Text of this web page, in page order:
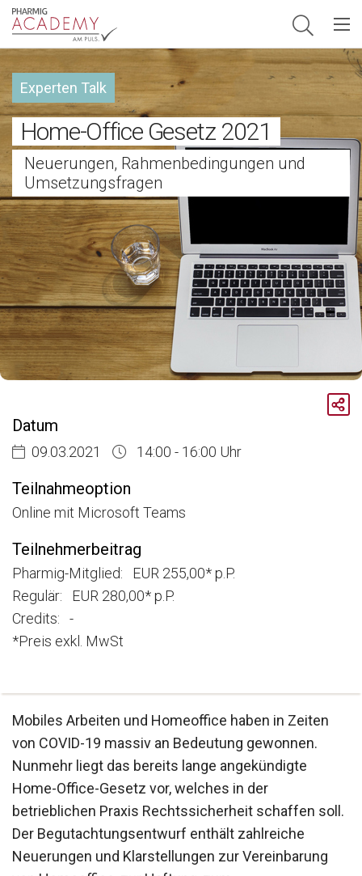
Hauptnavigation
Experten Talk
Home-Office Gesetz 2021
Neuerungen, Rahmenbedingungen und
Umsetzungsfragen
Home-Office Gesetz 2021
Datum
09.03.2021 14:00 - 16:00 Uhr
Teilnahmeoption
Online mit Microsoft Teams
Teilnehmerbeitrag
Pharmig-Mitglied: EUR 255,00* p.P.
Regulär: EUR 280,00* p.P.
Credits: -
*Preis exkl. MwSt
Mobiles Arbeiten und Homeoffice haben in Zeiten
von COVID-19 massiv an Bedeutung gewonnen.
Nunmehr liegt das bereits lange angekündigte
Home-Office-Gesetz vor, welches in der
betrieblichen Praxis Rechtssicherheit schaffen soll.
Der Begutachtungsentwurf enthält zahlreiche
Neuerungen und Klarstellungen zur Vereinbarung